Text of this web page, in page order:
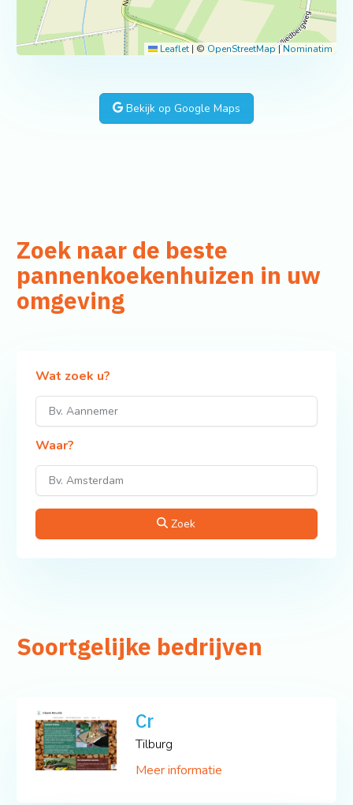
Leaflet | © OpenStreetMap |Nominatim
Bekijk op Google Maps
Zoek naar de beste
pannenkoekenhuizen in uw
omgeving
Wat zoek u?
Waar?
Zoek
Soortgelijke bedrijven
Cr
Tilburg
Meer informatie